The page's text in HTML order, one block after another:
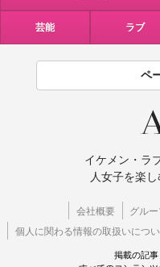
芸能 ラブ
ペ
イケメン・ラ
人女子を楽
会社概要
グル
個人に関わる情報の取扱いにつ
掲載の記